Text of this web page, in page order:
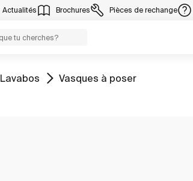
Actualités Brochures Pièces de rechange
Aller à
Lavabos Aller à
Vasques à poser